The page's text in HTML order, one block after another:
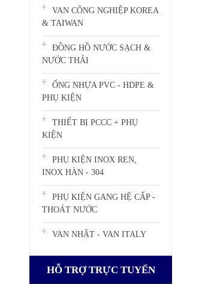
VAN CÔNG NGHIỆP KOREA
& TAIWAN
ĐỒNG HỒ NƯỚC SẠCH &
NƯỚC THẢI
ỐNG NHỰA PVC - HDPE &
PHỤ KIỆN
THIẾT BỊ PCCC + PHỤ
KIỆN
PHỤ KIỆN INOX REN,
INOX HÀN - 304
PHỤ KIỆN GANG HỆ CẤP -
THOÁT NƯỚC
VAN NHẬT - VAN ITALY
HỖ TRỢ TRỰC TUYẾN